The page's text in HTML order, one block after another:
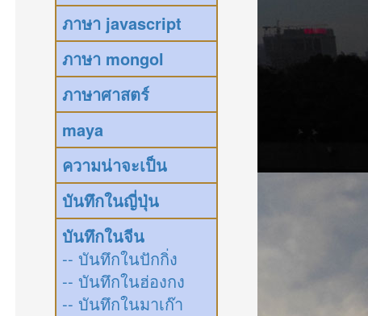
ภาษา javascript
ภาษา mongol
ภาษาศาสตร์
maya
ความน่าจะเป็น
บันทึกในญี่ปุ่น
บันทึกในจีน
-- บันทึกในปักกิ่ง
-- บันทึกในฮ่องกง
-- บันทึกในมาเก๊า